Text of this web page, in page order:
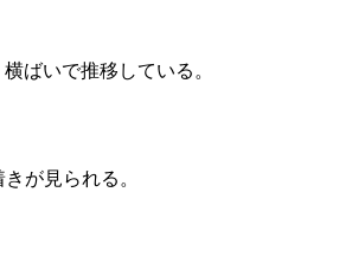
ばいで推移している。
が見られる。